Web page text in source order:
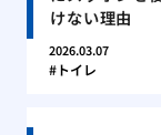
けない理由
2026.03.07
トイレ